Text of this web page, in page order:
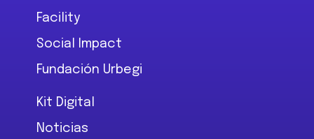
Facility
Social Impact
Fundación Urbegi
Kit Digital
Noticias